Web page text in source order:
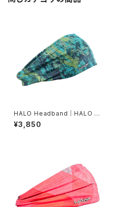
HALO Headband｜HALO バ
ンディット JP（Movas）
¥3,850